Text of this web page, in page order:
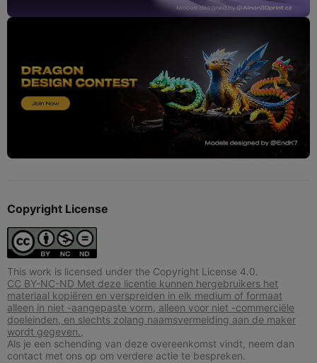
Copyright License
This work is licensed under the Copyright License 4.0.
CC BY-NC-ND Met deze licentie kunnen hergebruikers het
materiaal kopiëren en verspreiden in elk medium of formaat
alleen in niet -aangepaste vorm, alleen voor niet -commerciële
doeleinden, en slechts zolang naamsvermelding aan de maker
wordt gegeven.,
Als je een schending van deze overeenkomst vindt, neem dan
contact met ons op om verdere actie te bespreken.